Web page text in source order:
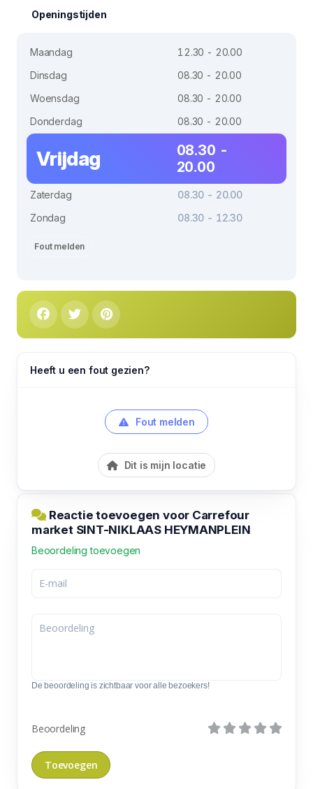
Openingstijden
Maandag
12.30 - 20.00
Dinsdag
08.30 - 20.00
Woensdag
08.30 - 20.00
Donderdag
08.30 - 20.00
Vrijdag
08.30 -
20.00
Zaterdag
08.30 - 20.00
Zondag
08.30 - 12.30
Fout melden
Heeft u een fout gezien?
Fout melden
Dit is mijn locatie
Reactie toevoegen voor Carrefour
market SINT-NIKLAAS HEYMANPLEIN
Beoordeling toevoegen
De beoordeling is zichtbaar voor alle bezoekers!
Beoordeling